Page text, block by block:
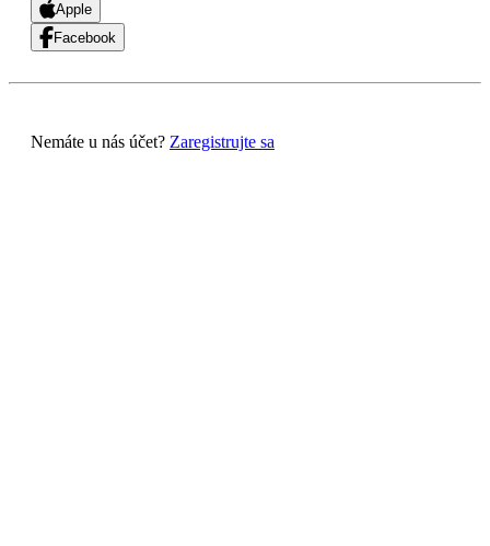
Apple
Facebook
Nemáte u nás účet? Zaregistrujte sa